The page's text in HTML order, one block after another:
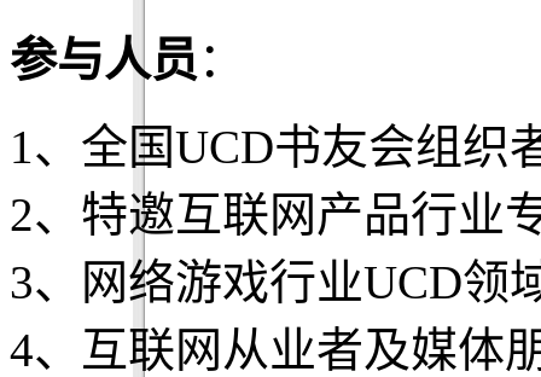
参与人员 ：
1、全国UCD书友会组织
2、特邀互联网产品行业
3、网络游戏行业UCD领
4、互联网从业者及媒体